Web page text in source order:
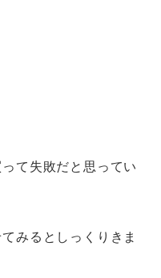
て失敗だと思ってい
みるとしっくりきま